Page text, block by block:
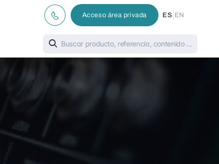
Acceso área privada ES EN